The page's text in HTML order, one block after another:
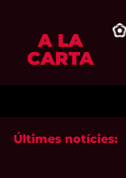
A LA
CARTA
Últimes notícies: